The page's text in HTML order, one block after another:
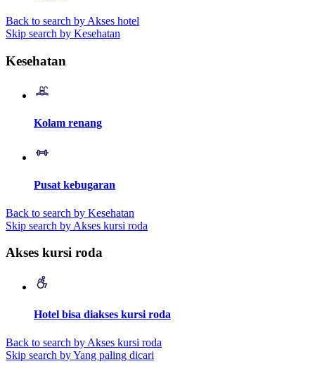
Back to search by Akses hotel
Skip search by Kesehatan
Kesehatan
Kolam renang
Pusat kebugaran
Back to search by Kesehatan
Skip search by Akses kursi roda
Akses kursi roda
Hotel bisa diakses kursi roda
Back to search by Akses kursi roda
Skip search by Yang paling dicari